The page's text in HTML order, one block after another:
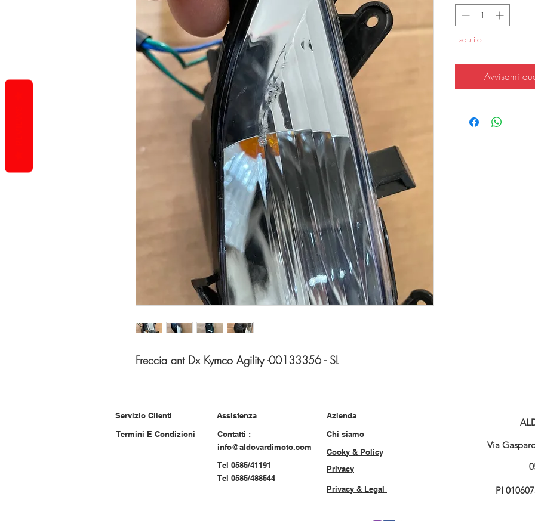
Freccia ant Dx Kymco Agility -00133356 - SL
Esaurito
Avvisami
Servizio Clienti
Termini E Condizioni
Assistenza
Contatti :
info@aldovardimoto.com
Tel 0585/41191
Tel 0585/488544
Azienda
Chi siamo
Cooky & Policy
Privacy
Privacy & Legal
Via
PI